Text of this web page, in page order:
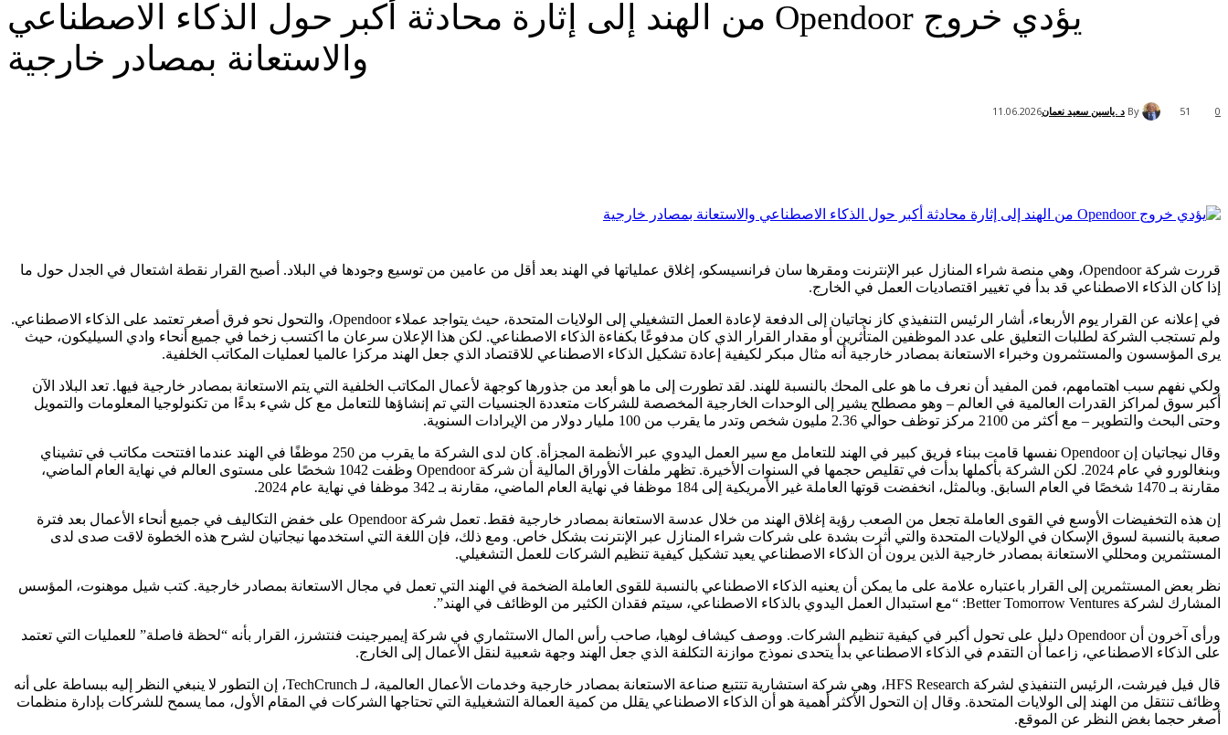
يؤدي خروج Opendoor من الهند إلى إثارة محادثة أكبر حول الذكاء الاصطناعي
والاستعانة بمصادر خارجية
By د .ياسين سعيد نعمان11.06.2026 0
51
قررت شركة Opendoor، وهي منصة شراء المنازل عبر الإنترنت ومقرها سان فرانسيسكو، إغلاق عملياتها في الهند بعد أقل من عامين من توسيع وجودها في البلاد. أصبح القرار نقطة اشتعال في الجدل حول ما
إذا كان الذكاء الاصطناعي قد بدأ في تغيير اقتصاديات العمل في الخارج.
في إعلانه عن القرار يوم الأربعاء، أشار الرئيس التنفيذي كاز نجاتيان إلى الدفعة لإعادة العمل التشغيلي إلى الولايات المتحدة، حيث يتواجد عملاء Opendoor، والتحول نحو فرق أصغر تعتمد على الذكاء الاصطناعي.
ولم تستجب الشركة لطلبات التعليق على عدد الموظفين المتأثرين أو مقدار القرار الذي كان مدفوعًا بكفاءة الذكاء الاصطناعي. لكن هذا الإعلان سرعان ما اكتسب زخما في جميع أنحاء وادي السيليكون، حيث
يرى المؤسسون والمستثمرون وخبراء الاستعانة بمصادر خارجية أنه مثال مبكر لكيفية إعادة تشكيل الذكاء الاصطناعي للاقتصاد الذي جعل الهند مركزا عالميا لعمليات المكاتب الخلفية.
ولكي نفهم سبب اهتمامهم، فمن المفيد أن نعرف ما هو على المحك بالنسبة للهند. لقد تطورت إلى ما هو أبعد من جذورها كوجهة لأعمال المكاتب الخلفية التي يتم الاستعانة بمصادر خارجية فيها. تعد البلاد الآن
أكبر سوق لمراكز القدرات العالمية في العالم – وهو مصطلح يشير إلى الوحدات الخارجية المخصصة للشركات متعددة الجنسيات التي تم إنشاؤها للتعامل مع كل شيء بدءًا من تكنولوجيا المعلومات والتمويل
وحتى البحث والتطوير – مع أكثر من 2100 مركز توظف حوالي 2.36 مليون شخص وتدر ما يقرب من 100 مليار دولار من الإيرادات السنوية.
وقال نيجاتيان إن Opendoor نفسها قامت ببناء فريق كبير في الهند للتعامل مع سير العمل اليدوي عبر الأنظمة المجزأة. كان لدى الشركة ما يقرب من 250 موظفًا في الهند عندما افتتحت مكاتب في تشيناي
وبنغالورو في عام 2024. لكن الشركة بأكملها بدأت في تقليص حجمها في السنوات الأخيرة. تظهر ملفات الأوراق المالية أن شركة Opendoor وظفت 1042 شخصًا على مستوى العالم في نهاية العام الماضي،
مقارنة بـ 1470 شخصًا في العام السابق. وبالمثل، انخفضت قوتها العاملة غير الأمريكية إلى 184 موظفا في نهاية العام الماضي، مقارنة بـ 342 موظفا في نهاية عام 2024.
إن هذه التخفيضات الأوسع في القوى العاملة تجعل من الصعب رؤية إغلاق الهند من خلال عدسة الاستعانة بمصادر خارجية فقط. تعمل شركة Opendoor على خفض التكاليف في جميع أنحاء الأعمال بعد فترة
صعبة بالنسبة لسوق الإسكان في الولايات المتحدة والتي أثرت بشدة على شركات شراء المنازل عبر الإنترنت بشكل خاص. ومع ذلك، فإن اللغة التي استخدمها نيجاتيان لشرح هذه الخطوة لاقت صدى لدى
المستثمرين ومحللي الاستعانة بمصادر خارجية الذين يرون أن الذكاء الاصطناعي يعيد تشكيل كيفية تنظيم الشركات للعمل التشغيلي.
نظر بعض المستثمرين إلى القرار باعتباره علامة على ما يمكن أن يعنيه الذكاء الاصطناعي بالنسبة للقوى العاملة الضخمة في الهند التي تعمل في مجال الاستعانة بمصادر خارجية. كتب شيل موهنوت، المؤسس
المشارك لشركة Better Tomorrow Ventures: “مع استبدال العمل اليدوي بالذكاء الاصطناعي، سيتم فقدان الكثير من الوظائف في الهند”.
ورأى آخرون أن Opendoor دليل على تحول أكبر في كيفية تنظيم الشركات. ووصف كيشاف لوهيا، صاحب رأس المال الاستثماري في شركة إيميرجينت فنتشرز، القرار بأنه “لحظة فاصلة” للعمليات التي تعتمد
على الذكاء الاصطناعي، زاعما أن التقدم في الذكاء الاصطناعي بدأ يتحدى نموذج موازنة التكلفة الذي جعل الهند وجهة شعبية لنقل الأعمال إلى الخارج.
قال فيل فيرشت، الرئيس التنفيذي لشركة HFS Research، وهي شركة استشارية تتتبع صناعة الاستعانة بمصادر خارجية وخدمات الأعمال العالمية، لـ TechCrunch، إن التطور لا ينبغي النظر إليه ببساطة على أنه
وظائف تنتقل من الهند إلى الولايات المتحدة. وقال إن التحول الأكثر أهمية هو أن الذكاء الاصطناعي يقلل من كمية العمالة التشغيلية التي تحتاجها الشركات في المقام الأول، مما يسمح للشركات بإدارة منظمات
أصغر حجما بغض النظر عن الموقع.